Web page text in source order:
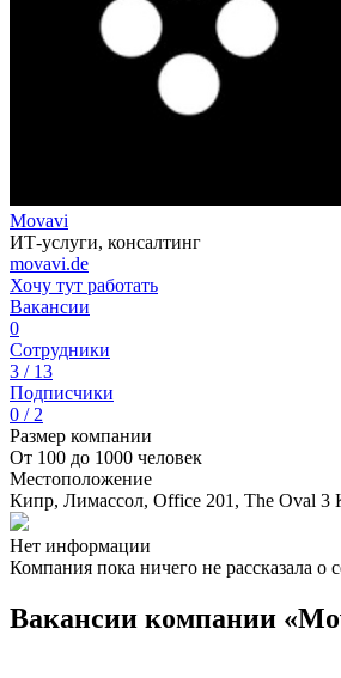
Movavi
ИТ-услуги, консалтинг
movavi.de
Хочу тут работать
Вакансии
0
Сотрудники
3 / 13
Подписчики
0 / 2
Размер компании
От 100 до 1000 человек
Местоположение
Кипр, Лимассол, Office 201, The Oval 3
Нет информации
Компания пока ничего не рассказала о
Вакансии компании